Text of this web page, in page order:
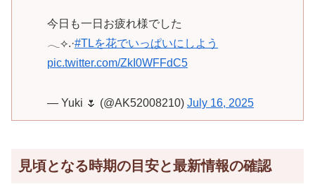
今日も一日お疲れ様でした
︎︎𓂃⟡.·#TLを花でいっぱいにしよう
pic.twitter.com/ZkI0WFFdC5
— Yuki 🌷 (@AK52008210) July 16, 2025
見頃となる時期の目安と最新情報の確認